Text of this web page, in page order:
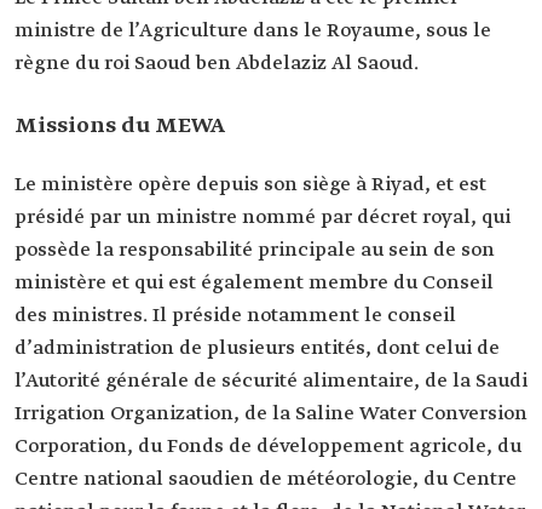
ministre de l’Agriculture dans le Royaume, sous le
règne du roi Saoud ben Abdelaziz Al Saoud.
Missions du MEWA
Le ministère opère depuis son siège à Riyad, et est
présidé par un ministre nommé par décret royal, qui
possède la responsabilité principale au sein de son
ministère et qui est également membre du Conseil
des ministres. Il préside notamment le conseil
d’administration de plusieurs entités, dont celui de
l’Autorité générale de sécurité alimentaire, de la Saudi
Irrigation Organization, de la Saline Water Conversion
Corporation, du Fonds de développement agricole, du
Centre national saoudien de météorologie, du Centre